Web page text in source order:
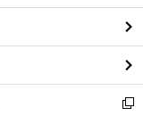
ン
ド
ウ
で
開
く
新